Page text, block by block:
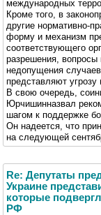
международных
Кроме того, в
другие нормативно-
форму и механизм
соответствующего
разрешения,
недопущения
представляют угрозу
В свою очередь,
Юрчишинназвал
шагом к поддержке
Он надеется, что
на следующей
Re: Депутаты
Украине
которые
РФ